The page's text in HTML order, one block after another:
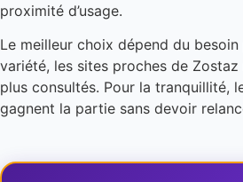
proximité d’usage.
Le meilleur choix dépend du
variété, les sites proches de
plus consultés. Pour la tranquillité,
gagnent la partie sans devoir